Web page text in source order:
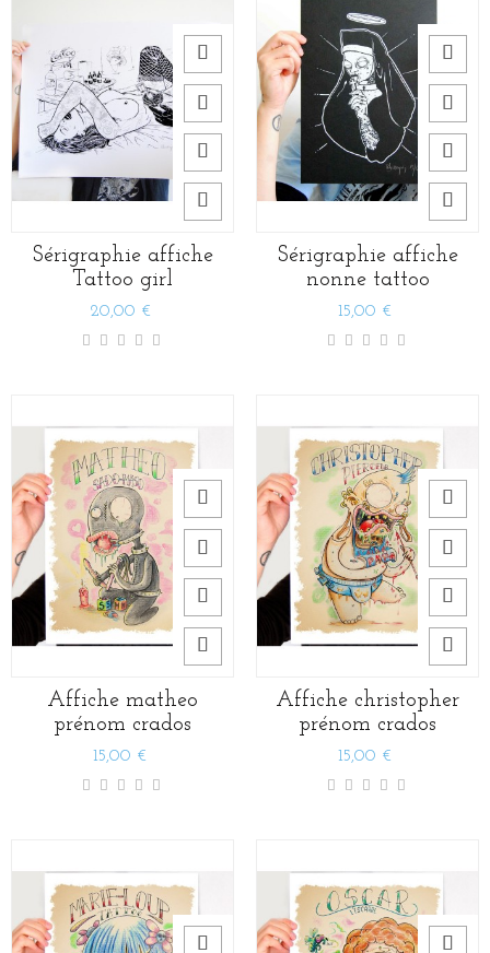
Sérigraphie affiche
Tattoo girl
20,00 €
Sérigraphie affiche
nonne tattoo
15,00 €
Affiche matheo
prénom crados
15,00 €
Affiche christopher
prénom crados
15,00 €